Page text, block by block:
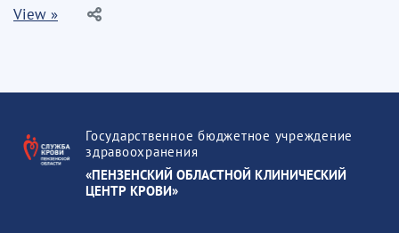
View »
Государственное бюджетное учреждение
здравоохранения
«ПЕНЗЕНСКИЙ ОБЛАСТНОЙ КЛИНИЧЕСКИЙ
ЦЕНТР КРОВИ»